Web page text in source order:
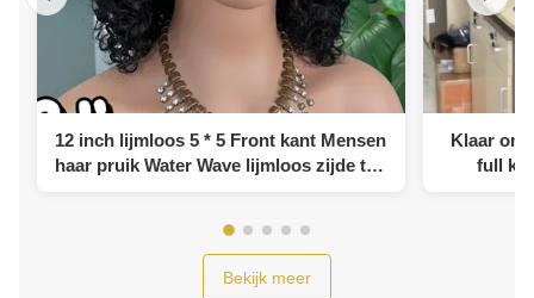
12 inch lijmloos 5 * 5 Front kant Mensen
haar pruik Water Wave lijmloos zijde top
Klaar om
full
Bekijk meer